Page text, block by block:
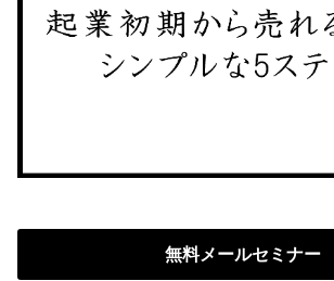
無料メールセミナー